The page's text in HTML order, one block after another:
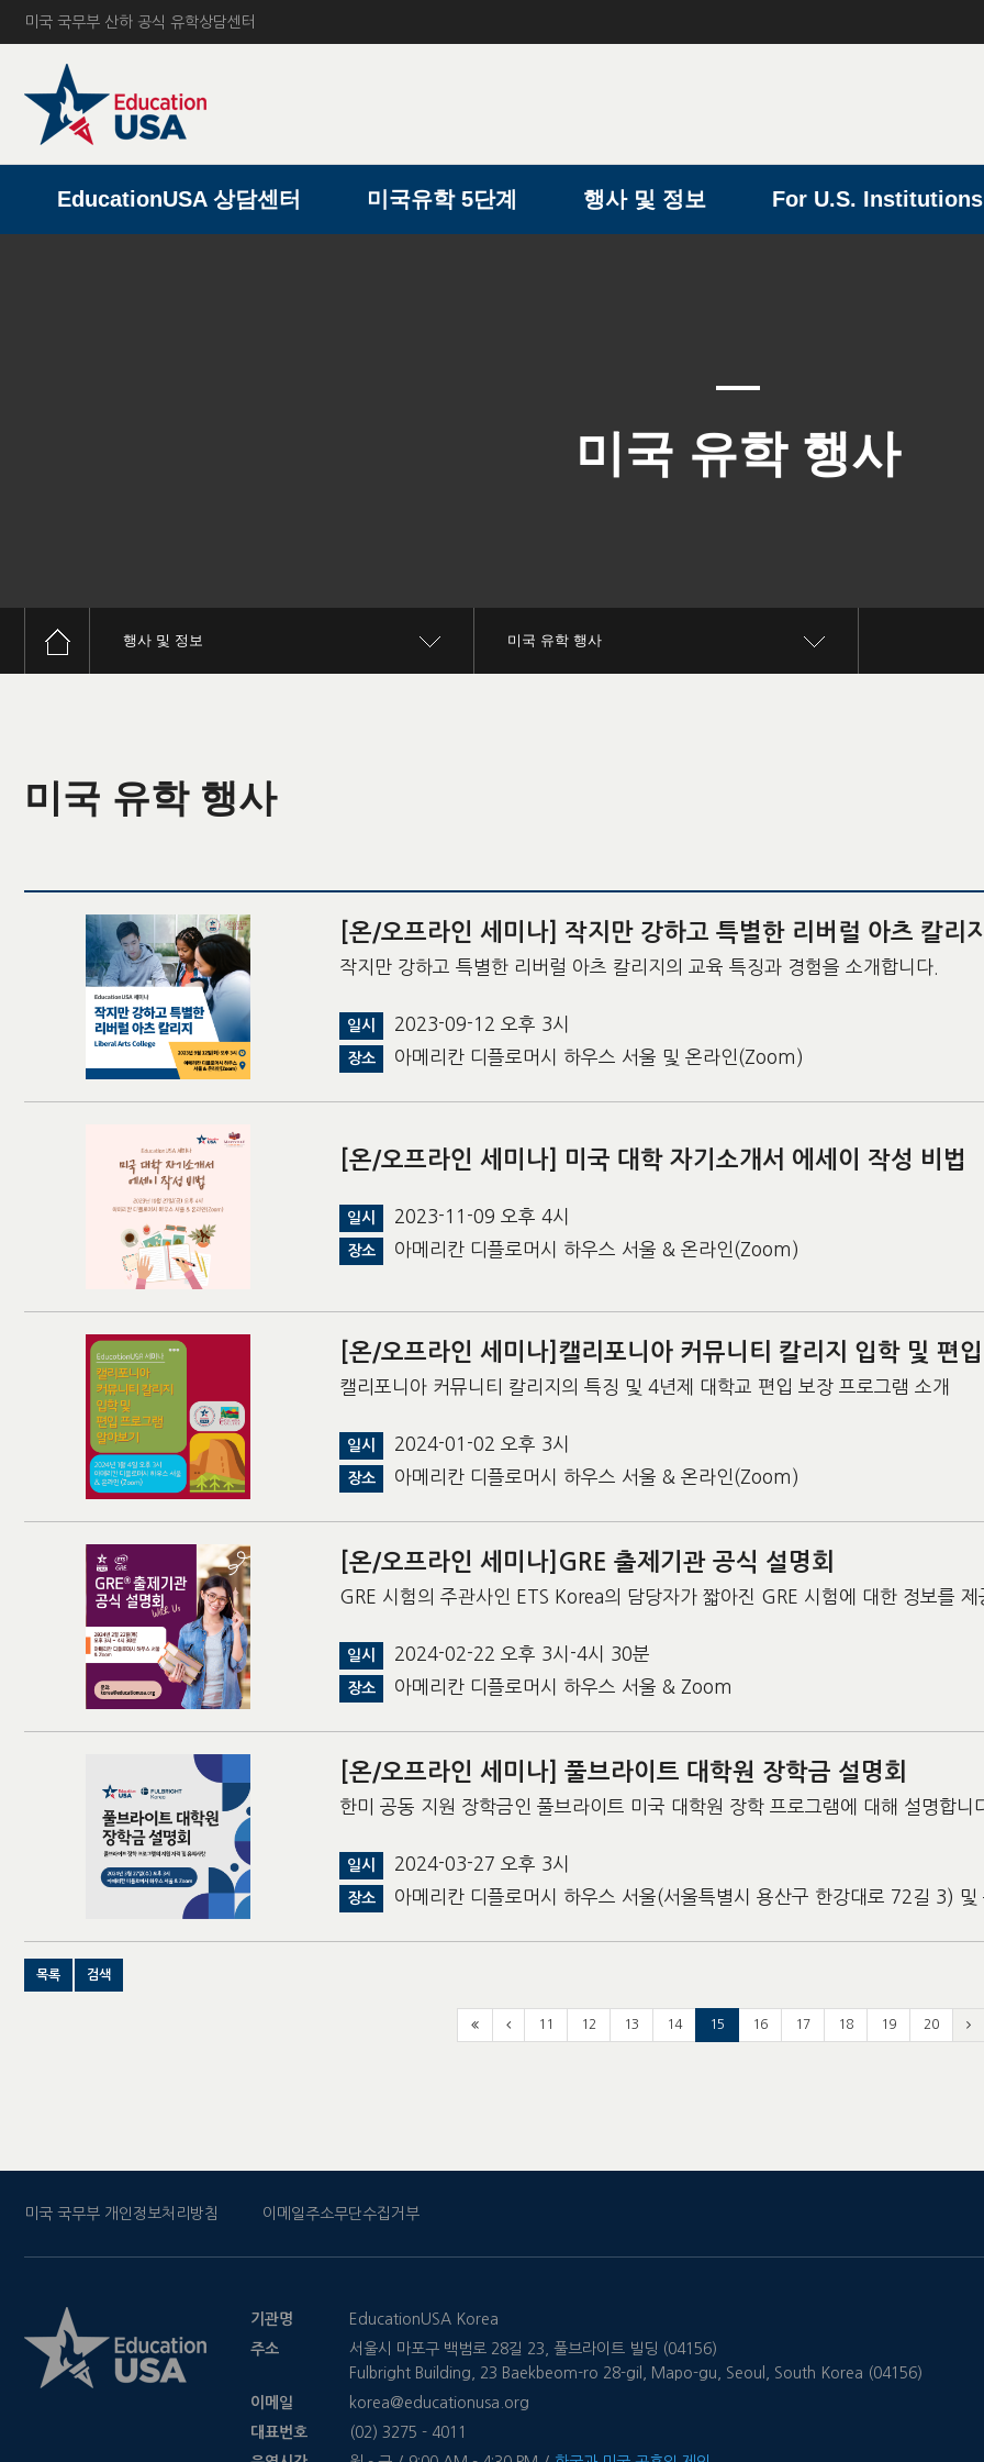
미국 국무부 산하 공식 유학상담센터
EducationUSA 상담센터 미국유학 5단계 행사 및 정보 For U.S. Institutions
미국 유학 행사
행사 및 정보 미국 유학 행사
미국 유학 행사
[온/오프라인 세미나] 작지만 강하고 특별한 리버럴 아츠 칼리
작지만 강하고 특별한 리버럴 아츠 칼리지의 교육 특징과 경험을 소개합니다.
일시 2023-09-12 오후 3시
장소 아메리칸 디플로머시 하우스 서울 및 온라인(Zoom)
[온/오프라인 세미나] 미국 대학 자기소개서 에세이 작성 비법
일시 2023-11-09 오후 4시
장소 아메리칸 디플로머시 하우스 서울 & 온라인(Zoom)
[온/오프라인 세미나]캘리포니아 커뮤니티 칼리지 입학 및 편
캘리포니아 커뮤니티 칼리지의 특징 및 4년제 대학교 편입 보장 프로그램 소개
일시 2024-01-02 오후 3시
장소 아메리칸 디플로머시 하우스 서울 & 온라인(Zoom)
[온/오프라인 세미나]GRE 출제기관 공식 설명회
GRE 시험의 주관사인 ETS Korea의 담당자가 짧아진 GRE 시험에 대한 정보를 제
일시 2024-02-22 오후 3시-4시 30분
장소 아메리칸 디플로머시 하우스 서울 & Zoom
[온/오프라인 세미나] 풀브라이트 대학원 장학금 설명회
한미 공동 지원 장학금인 풀브라이트 미국 대학원 장학 프로그램에 대해 설명합니
일시 2024-03-27 오후 3시
장소 아메리칸 디플로머시 하우스 서울(서울특별시 용산구 한강대로 72길 3)
목록 검색
11 12 13 14 15 16 17 18 19 20
미국 국무부 개인정보처리방침 이메일주소무단수집거부
기관명
EducationUSA Korea
주소
서울시 마포구 백범로 28길 23, 풀브라이트 빌딩 (04156)
Fulbright Building, 23 Baekbeom-ro 28-gil, Mapo-gu, Seoul, South Korea (04156)
이메일
korea@educationusa.org
대표번호
(02) 3275 - 4011